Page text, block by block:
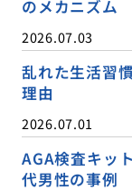
のメカニズム
2026.07.03
乱れた生活習
理由
2026.07.01
AGA検査キッ
代男性の事例